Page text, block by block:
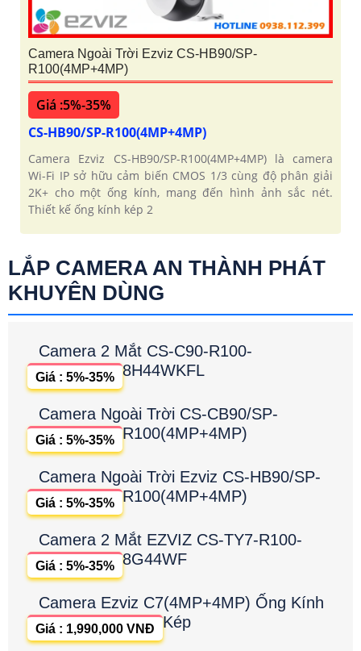
Camera Ngoài Trời Ezviz CS-HB90/SP-
R100(4MP+4MP)
Giá :5%-35%
CS-HB90/SP-R100(4MP+4MP)
Camera Ezviz CS-HB90/SP-R100(4MP+4MP) là camera
Wi-Fi IP sở hữu cảm biến CMOS 1/3 cùng độ phân giải
2K+ cho một ống kính, mang đến hình ảnh sắc nét.
Thiết kế ống kính kép 2
LẮP CAMERA AN THÀNH PHÁT
KHUYÊN DÙNG
Camera 2 Mắt CS-C90-R100-
8H44WKFL
Giá : 5%-35%
Camera Ngoài Trời CS-CB90/SP-
R100(4MP+4MP)
Giá : 5%-35%
Camera Ngoài Trời Ezviz CS-HB90/SP-
R100(4MP+4MP)
Giá : 5%-35%
Camera 2 Mắt EZVIZ CS-TY7-R100-
8G44WF
Giá : 5%-35%
Camera Ezviz C7(4MP+4MP) Ống Kính
Kép
Giá : 1,990,000 VNĐ